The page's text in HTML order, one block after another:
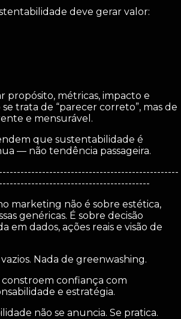
deve gerar valor:
propósito, métricas, impacto e
trata de “parecer correto”, mas de
e mensurável.
que sustentabilidade é
— não tendência passageira.
marketing não é sobre estética,
genéricas. É sobre decisão
em dados, ações reais e visão de
Nada de greenwashing.
confiança com
e estratégia.
não se anuncia. Se pratica.